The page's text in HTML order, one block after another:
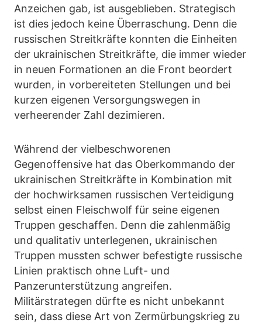
Anzeichen gab, ist ausgeblieben. Strategisch
ist dies jedoch keine Überraschung. Denn die
russischen Streitkräfte konnten die Einheiten
der ukrainischen Streitkräfte, die immer wieder
in neuen Formationen an die Front beordert
wurden, in vorbereiteten Stellungen und bei
kurzen eigenen Versorgungswegen in
verheerender Zahl dezimieren.
Während der vielbeschworenen
Gegenoffensive hat das Oberkommando der
ukrainischen Streitkräfte in Kombination mit
der hochwirksamen russischen Verteidigung
selbst einen Fleischwolf für seine eigenen
Truppen geschaffen. Denn die zahlenmäßig
und qualitativ unterlegenen, ukrainischen
Truppen mussten schwer befestigte russische
Linien praktisch ohne Luft- und
Panzerunterstützung angreifen.
Militärstrategen dürfte es nicht unbekannt
sein, dass diese Art von Zermürbungskrieg zu